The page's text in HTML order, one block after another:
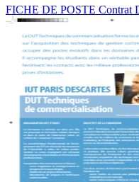
FICHE DE POSTE Contrat